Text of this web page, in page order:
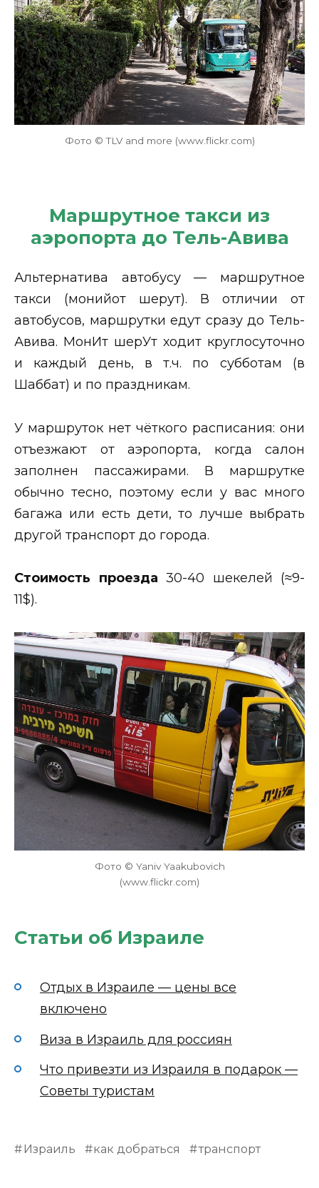
Фото © TLV and more (www.flickr.com)
Маршрутное такси из
аэропорта до Тель-Авива
Альтернатива автобусу — маршрутное
такси (монийот шерут). В отличии от
автобусов, маршрутки едут сразу до Тель-
Авива. МонИт шерУт ходит круглосуточно
и каждый день, в т.ч. по субботам (в
Шаббат) и по праздникам.
У маршруток нет чёткого расписания: они
отъезжают от аэропорта, когда салон
заполнен пассажирами. В маршрутке
обычно тесно, поэтому если у вас много
багажа или есть дети, то лучше выбрать
другой транспорт до города.
Стоимость проезда 30-40 шекелей (≈9-
11$).
Фото © Yaniv Yaakubovich
(www.flickr.com)
Статьи об Израиле
Отдых в Израиле — цены все
включено
Виза в Израиль для россиян
Что привезти из Израиля в подарок —
Советы туристам
Израиль как добраться транспорт